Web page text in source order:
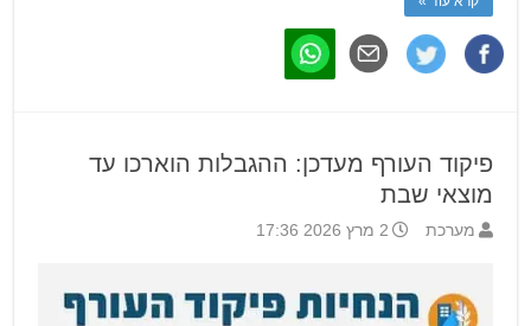
פיקוד העורף מעדכן: ההגבלות הוארכו עד
מוצאי שבת
מערכת 2 מרץ 2026 17:36